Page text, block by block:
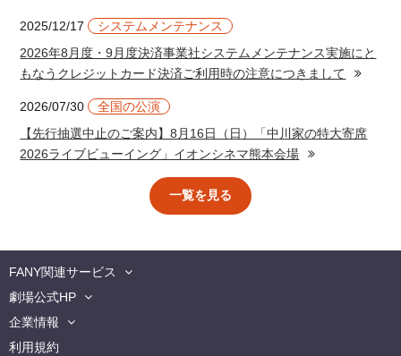
2025/12/17
システムメンテナンス
2026年8月度・9月度決済事業社システムメンテナンス実施にと
もなうクレジットカード決済ご利用時の注意につきまして
2026/07/30
全国の公演
【先行抽選中止のご案内】8月16日（日）「中川家の特大寄席
2026ライブビューイング」イオンシネマ熊本会場
一覧を見る
FANY関連サービス
劇場公式HP
企業情報
利用規約